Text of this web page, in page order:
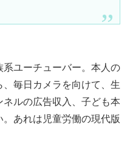
ユーチューバー。本人の
毎日カメラを向けて、生
ルの広告収入、子ども本
あれは児童労働の現代版